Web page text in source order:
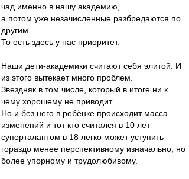
чад именно в нашу академию,
а потом уже незачисленные разбредаются по
другим.
То есть здесь у нас приоритет.
Наши дети-академики считают себя элитой. И
из этого вытекает много проблем.
Звездняк в том числе, который в итоге ни к
чему хорошему не приводит.
Но и без него в ребёнке происходит масса
изменений и тот кто считался в 10 лет
суперталантом в 18 легко может уступить
гораздо менее перспективному изначально, но
более упорному и трудолюбивому.